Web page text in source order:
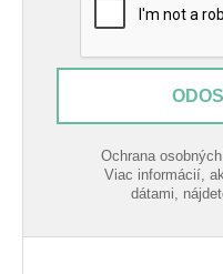
Ochrana
Viac informácií,
dátami,